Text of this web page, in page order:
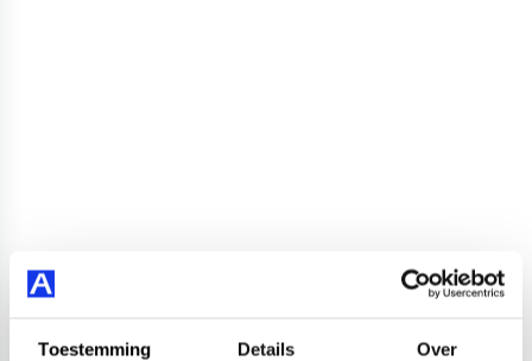
Toestemming Details Over